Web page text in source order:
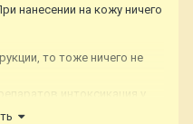
нанесении на кожу ничего
то тоже ничего не
а при сильной